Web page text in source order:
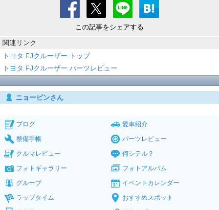
この記事をシェアする
関連リンク
トヨタ FJクルーザー トップ
トヨタ FJクルーザー パーツレビュー
ニョーピンさん
ブログ
愛車紹介
整備手帳
パーツレビュー
クルマレビュー
何シテル？
フォトギャラリー
フォトアルバム
グループ
イベントカレンダー
ラップタイム
おすすめスポット